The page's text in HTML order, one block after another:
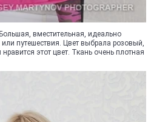
вместительная, идеально
путешествия. Цвет выбрала розовый,
этот цвет. Ткань очень плотная